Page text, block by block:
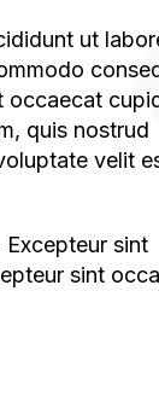
ut
occaecat
quis nostrud
velit
sint